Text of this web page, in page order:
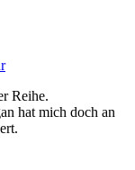
Reihe.
hat mich doch an